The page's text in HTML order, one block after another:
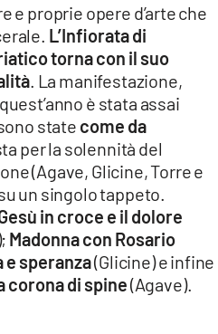
e proprie opere d’arte che
L’Infiorata di
torna con il suo
. La manifestazione,
è stata assai
state come da
per la solennità del
(Agave, Glicine, Torre e
un singolo tappeto.
in croce e il dolore
Madonna con Rosario
e speranza(Glicine) e infine
corona di spine(Agave).